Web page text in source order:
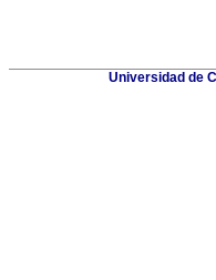
Universidad de